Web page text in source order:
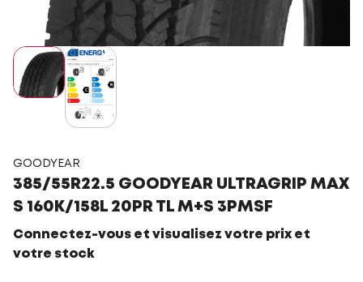
GOODYEAR
385/55R22.5 GOODYEAR ULTRAGRIP MAX
S 160K/158L 20PR TL M+S 3PMSF
Connectez-vous et visualisez votre prix et
votre stock